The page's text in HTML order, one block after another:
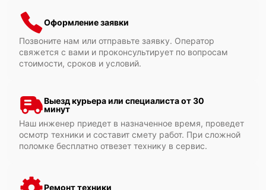
Оформление заявки
Позвоните нам или отправьте заявку. Оператор
свяжется с вами и проконсультирует по вопросам
стоимости, сроков и условий.
Выезд курьера или специалиста от 30
минут
Наш инженер приедет в назначенное время, проведет
осмотр техники и составит смету работ. При сложной
поломке бесплатно отвезет технику в сервис.
Ремонт техники